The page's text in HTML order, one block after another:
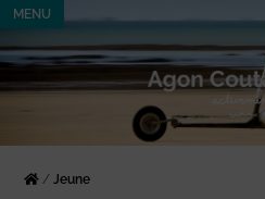
MENU
/Jeune